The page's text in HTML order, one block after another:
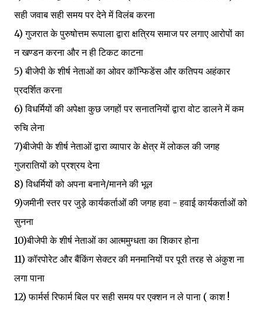
सही जवाब सही समय पर देने में विलंब करना
4) गुजरात के पुरुषोत्तम रूपाला द्वारा क्षत्रिय समाज पर लगाए आरोपों का
न खण्डन करना और न ही टिकट काटना
5) बीजेपी के शीर्ष नेताओं का ओवर कॉन्फिडेंस और कतिपय अहंकार
प्रदर्शित करना
6) विधर्मियों की अपेक्षा कुछ जगहों पर सनातनियों द्वारा वोट डालने में कम
रुचि लेना
7)बीजेपी के शीर्ष नेताओं द्वारा व्यापार के क्षेत्र में लोकल की जगह
गुजरातियों को प्रश्रय देना
8) विधर्मियों को अपना बनाने/मानने की भूल
9)जमीनी स्तर पर जुड़े कार्यकर्ताओं की जगह हवा - हवाई कार्यकर्ताओं को
सुनना
10)बीजेपी के शीर्ष नेताओं का आत्ममुग्धता का शिकार होना
11) कॉरपोरेट और बैंकिंग सेक्टर की मनमानियों पर पूरी तरह से अंकुश ना
लगा पाना
12) फार्मर्स रिफार्म बिल पर सही समय पर एक्शन न ले पाना ( काश !